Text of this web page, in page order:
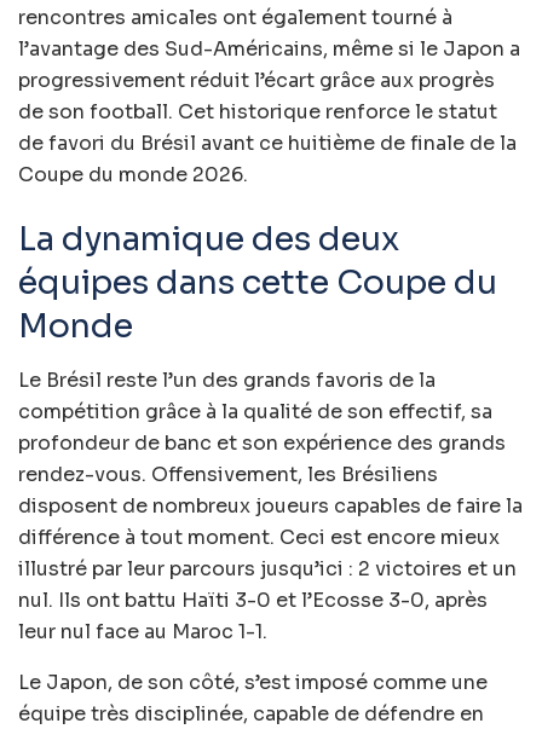
rencontres amicales ont également tourné à
l’avantage des Sud-Américains, même si le Japon a
progressivement réduit l’écart grâce aux progrès
de son football. Cet historique renforce le statut
de favori du Brésil avant ce huitième de finale de la
Coupe du monde 2026.
La dynamique des deux
équipes dans cette Coupe du
Monde
Le Brésil reste l’un des grands favoris de la
compétition grâce à la qualité de son effectif, sa
profondeur de banc et son expérience des grands
rendez-vous. Offensivement, les Brésiliens
disposent de nombreux joueurs capables de faire la
différence à tout moment. Ceci est encore mieux
illustré par leur parcours jusqu’ici : 2 victoires et un
nul. Ils ont battu Haïti 3-0 et l’Ecosse 3-0, après
leur nul face au Maroc 1-1.
Le Japon, de son côté, s’est imposé comme une
équipe très disciplinée, capable de défendre en